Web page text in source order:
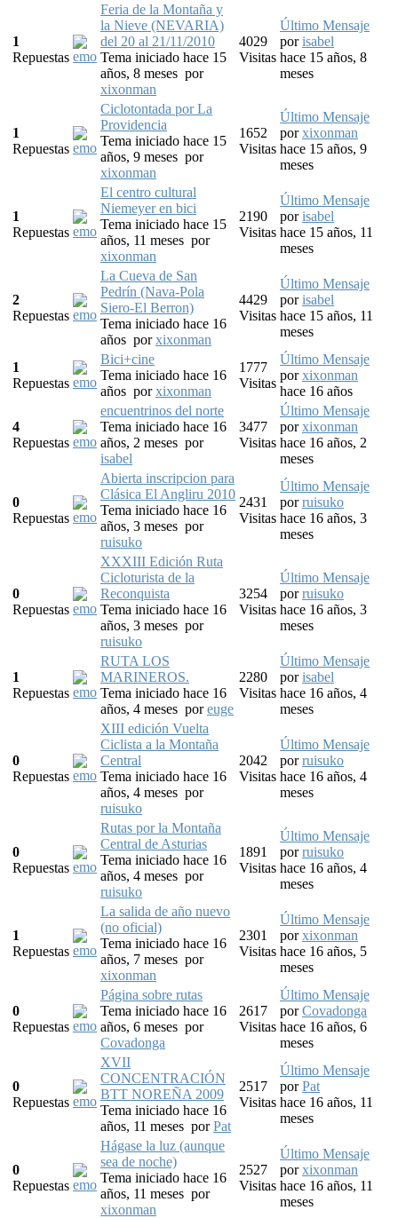
1
Repuestas
Feria de la Montaña y
la Nieve (NEVARIA)
del 20 al 21/11/2010
Tema iniciado hace 15
años, 8 meses por
xixonman
4029
Visitas
Último Mensaje
porisabel
hace 15 años, 8
meses
1
Repuestas
Ciclotontada por La
Providencia
Tema iniciado hace 15
años, 9 meses por
xixonman
1652
Visitas
Último Mensaje
porxixonman
hace 15 años, 9
meses
1
Repuestas
El centro cultural
Niemeyer en bici
Tema iniciado hace 15
años, 11 meses por
xixonman
2190
Visitas
Último Mensaje
porisabel
hace 15 años, 11
meses
2
Repuestas
La Cueva de San
Pedrín (Nava-Pola
Siero-El Berron)
Tema iniciado hace 16
años porxixonman
4429
Visitas
Último Mensaje
porisabel
hace 15 años, 11
meses
1
Repuestas
Bici+cine
Tema iniciado hace 16
años porxixonman
1777
Visitas
Último Mensaje
porxixonman
hace 16 años
4
Repuestas
encuentrinos del norte
Tema iniciado hace 16
años, 2 meses por
isabel
3477
Visitas
Último Mensaje
porxixonman
hace 16 años, 2
meses
0
Repuestas
Abierta inscripcion para
Clásica El Angliru 2010
Tema iniciado hace 16
años, 3 meses por
ruisuko
2431
Visitas
Último Mensaje
porruisuko
hace 16 años, 3
meses
0
Repuestas
XXXIII Edición Ruta
Cicloturista de la
Reconquista
Tema iniciado hace 16
años, 3 meses por
ruisuko
3254
Visitas
Último Mensaje
porruisuko
hace 16 años, 3
meses
1
Repuestas
RUTA LOS
MARINEROS.
Tema iniciado hace 16
años, 4 meses poreuge
2280
Visitas
Último Mensaje
porisabel
hace 16 años, 4
meses
0
Repuestas
XIII edición Vuelta
Ciclista a la Montaña
Central
Tema iniciado hace 16
años, 4 meses por
ruisuko
2042
Visitas
Último Mensaje
porruisuko
hace 16 años, 4
meses
0
Repuestas
Rutas por la Montaña
Central de Asturias
Tema iniciado hace 16
años, 4 meses por
ruisuko
1891
Visitas
Último Mensaje
porruisuko
hace 16 años, 4
meses
1
Repuestas
La salida de año nuevo
(no oficial)
Tema iniciado hace 16
años, 7 meses por
xixonman
2301
Visitas
Último Mensaje
porxixonman
hace 16 años, 5
meses
0
Repuestas
Página sobre rutas
Tema iniciado hace 16
años, 6 meses por
Covadonga
2617
Visitas
Último Mensaje
porCovadonga
hace 16 años, 6
meses
0
Repuestas
XVII
CONCENTRACIÓN
BTT NOREÑA 2009
Tema iniciado hace 16
años, 11 meses porPat
2517
Visitas
Último Mensaje
porPat
hace 16 años, 11
meses
0
Repuestas
Hágase la luz (aunque
sea de noche)
Tema iniciado hace 16
años, 11 meses por
xixonman
2527
Visitas
Último Mensaje
porxixonman
hace 16 años, 11
meses